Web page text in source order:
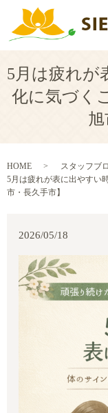
5月は疲れが
化に気づく
旭
HOME
スタッフブ
5月は疲れが表に出やすい
市・長久手市】
2026/05/18